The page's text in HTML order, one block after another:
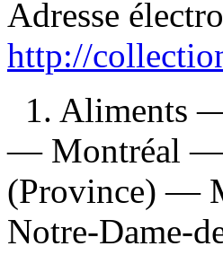
Adresse
http://
1. Aliments
— Montréal —
(Province) —
Notre-Dame-